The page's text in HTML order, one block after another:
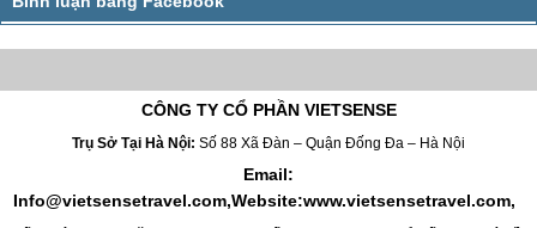
CÔNG TY CỔ PHẦN VIETSENSE
Trụ Sở Tại Hà Nội: Số 88 Xã Đàn – Quận Đống Đa – Hà Nội
Email:
Info@vietsensetravel.com,Website:www.vietsensetravel.com,